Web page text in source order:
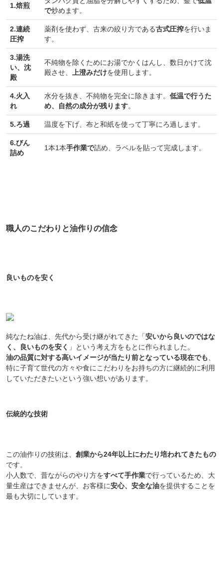
1.焙煎
で炒めます。
2.連続
圧搾
薬剤を使わず、古来の絞り方である古式圧搾を行いま
す。
3.湯洗
い、沈
殿
不純物を除くためにお湯でかくはんし、数日かけて沈
殿させ、
上澄みだけを使用します。
4.火入
れ
水分を抜き、不純物を完全に除きます。 低温で行うた
め、自然の成分が残ります。
5.ろ過 温度を下げ、布と和紙を使って丁寧にろ過します。
6.びん
詰め
1本1本手作業で詰め、ラベルを貼って完成します。
職人のこだわりと油作りの信念
良いものを安く
純なたね油は、先代から受け継がれてきた「安いから良いのではな
く、良いものを安く 」という考え方をもとに作られました。
油の品質に対する高いイメージが当たり前となっている現在でも
特に子育て世代の方々や食にこだわりをお持ちの方に継続的に利用
していただきたいという強い想いがあります。
伝統的な技術
この油作りの技術は、 創業から24年以上にわたり培われてきたもの
です。
小人数で、昔ながらのやり方をすべて手作業で行っているため、大
量生産はできませんが、お客様に安心、安全な油を提供することを
最も大切にしています。